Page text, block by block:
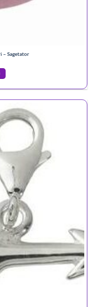
– Sagetator